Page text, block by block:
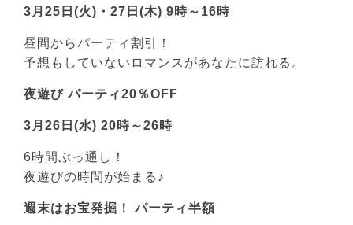
3月25日(火)・27日(木) 9時～16時
昼間からパーティ割引！
予想もしていないロマンスがあなたに訪れる。
夜遊び パーティ20％OFF
3月26日(水) 20時～26時
6時間ぶっ通し！
夜遊びの時間が始まる♪
週末はお宝発掘！ パーティ半額